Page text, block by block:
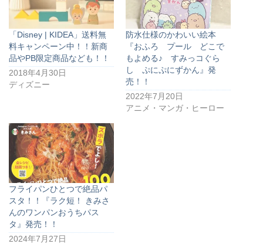
「Disney | KIDEA」送料無
料キャンペーン中！！新商
品やPB限定商品なども！！
2018年4月30日
ディズニー
防水仕様のかわいい絵本
『おふろ プール どこで
もよめる♪ すみっコぐら
し ぷにぷにずかん』発
売！！
2022年7月20日
アニメ・マンガ・ヒーロー
フライパンひとつで絶品パ
スタ！！『ラク短！ きみさ
んのワンパンおうちパス
タ』発売！！
2024年7月27日